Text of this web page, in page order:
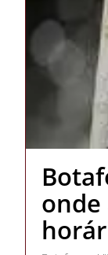
onde